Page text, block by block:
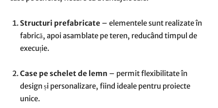
Structuri prefabricate – elementele sunt realizate în
fabrică, apoi asamblate pe teren, reducând timpul de
execuție.
Case pe schelet de lemn – permit flexibilitate în
design și personalizare, fiind ideale pentru proiecte
unice.